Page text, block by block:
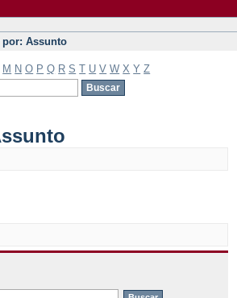
por: Assunto
M N O P Q R S T U V W X Y Z